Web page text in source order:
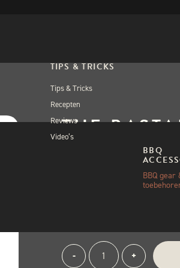
BBQ
BBQ gear
TIPS & TRICKS
Tips & Tricks
Recepten
Reviews
Video’sTHE
SCRUBBER
-
The
+
Alternative: